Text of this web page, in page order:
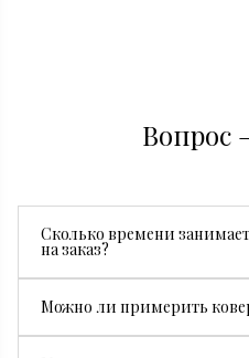
Вопрос
Сколько времени
на заказ?
производства. В среднем
месяцев.
Можно ли примерить